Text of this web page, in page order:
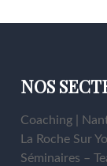
NOS
Coaching |
La Roche Sur
Séminaires –